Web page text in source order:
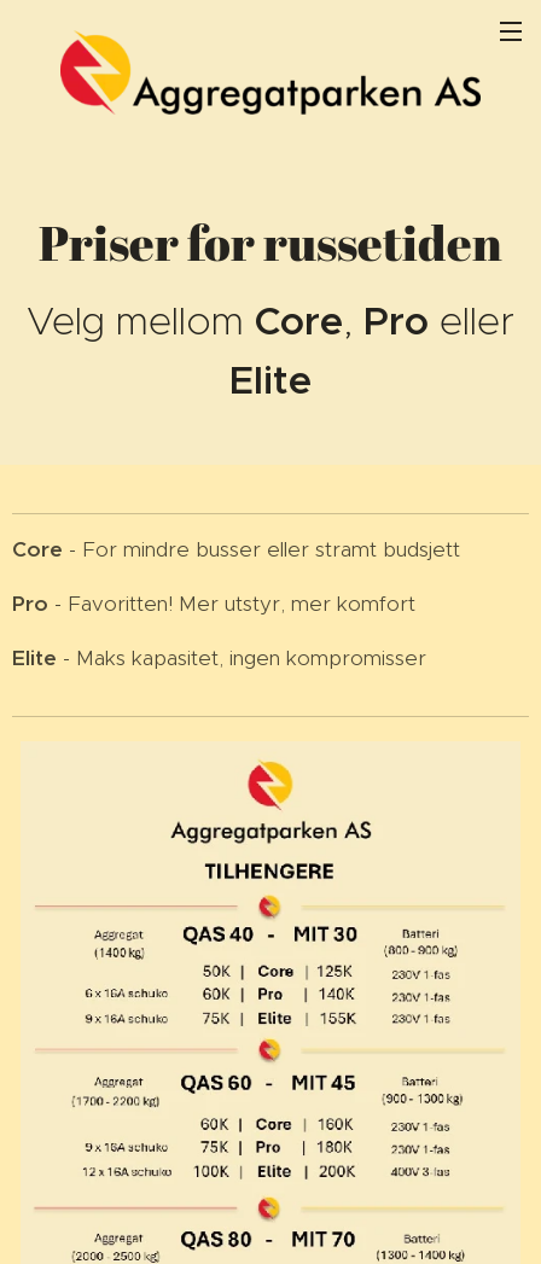
Priser for russetiden
Velg mellom Core, Pro eller
Elite
Core - For mindre busser eller stramt budsjett
Pro - Favoritten! Mer utstyr, mer komfort
Elite - Maks kapasitet, ingen kompromisser